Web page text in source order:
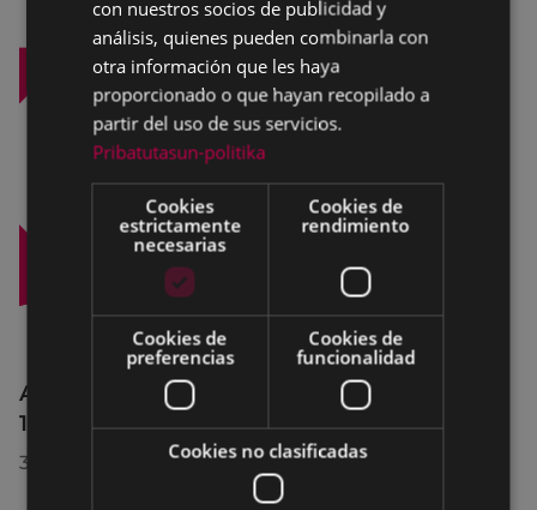
Afecciones al tráfico en la calle Egogain del
10 al 23 de agosto, por motivo de obras
30/07/2026
con nuestros socios de publicidad y
análisis, quienes pueden combinarla con
otra información que les haya
proporcionado o que hayan recopilado a
partir del uso de sus servicios.
Pribatutasun-politika
Cookies
estrictamente
necesarias
Cookies de
rendimiento
Cookies de
preferencias
Cookies de
funcionalidad
Cookies no clasificadas